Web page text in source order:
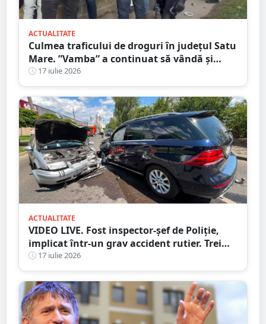
ACTUALITATE
Culmea traficului de droguri în județul Satu
Mare. ”Vamba” a continuat să vândă și
după ce a fost prins
17 iulie 2026
ACTUALITATE
VIDEO LIVE. Fost inspector-șef de Poliție,
implicat într-un grav accident rutier. Trei
persoane au ajuns la spital
17 iulie 2026